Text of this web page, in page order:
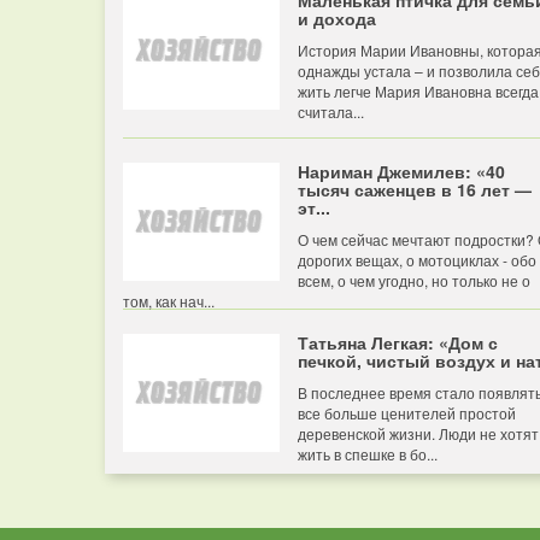
и дохода
История Марии Ивановны, которая
однажды устала – и позволила
жить легче Мария Ивановна всегда
считала...
Нариман Джемилев: «40
тысяч саженцев в 16 лет —
эт...
О чем сейчас мечтают подростки?
дорогих вещах, о мотоциклах - обо
всем, о чем угодно, но только не о
том, как нач...
Татьяна Легкая: «Дом с
печкой, чистый воздух и
В последнее время стало
все больше ценителей простой
деревенской жизни. Люди не хотят
жить в спешке в бо...